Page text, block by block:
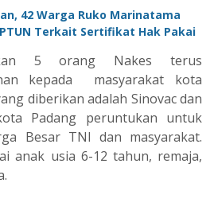
42 Warga Ruko Marinatama
Terkait Sertifikat Hak Pakai
5 orang Nakes terus
kepada masyarakat kota
diberikan adalah Sinovac dan
Padang peruntukan untuk
Besar TNI dan masyarakat.
anak usia 6-12 tahun, remaja,
lanjut usia.